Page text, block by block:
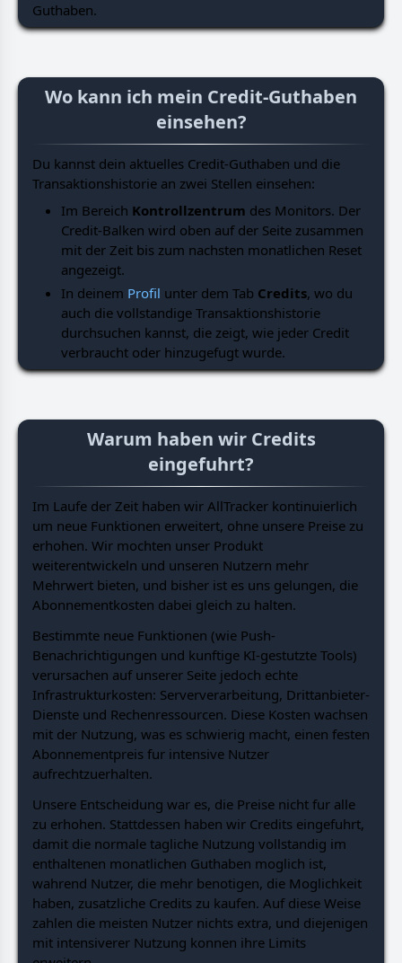
Guthaben.
Wo kann ich mein Credit-Guthaben
einsehen?
Du kannst dein aktuelles Credit-Guthaben und die
Transaktionshistorie an zwei Stellen einsehen:
Im Bereich Kontrollzentrum des Monitors. Der
Credit-Balken wird oben auf der Seite zusammen
mit der Zeit bis zum nachsten monatlichen Reset
angezeigt.
In deinem Profil unter dem Tab Credits, wo du
auch die vollstandige Transaktionshistorie
durchsuchen kannst, die zeigt, wie jeder Credit
verbraucht oder hinzugefugt wurde.
Warum haben wir Credits
eingefuhrt?
Im Laufe der Zeit haben wir AllTracker kontinuierlich
um neue Funktionen erweitert, ohne unsere Preise zu
erhohen. Wir mochten unser Produkt
weiterentwickeln und unseren Nutzern mehr
Mehrwert bieten, und bisher ist es uns gelungen, die
Abonnementkosten dabei gleich zu halten.
Bestimmte neue Funktionen (wie Push-
Benachrichtigungen und kunftige KI-gestutzte Tools)
verursachen auf unserer Seite jedoch echte
Infrastrukturkosten: Serververarbeitung, Drittanbieter-
Dienste und Rechenressourcen. Diese Kosten wachsen
mit der Nutzung, was es schwierig macht, einen festen
Abonnementpreis fur intensive Nutzer
aufrechtzuerhalten.
Unsere Entscheidung war es, die Preise nicht fur alle
zu erhohen. Stattdessen haben wir Credits eingefuhrt,
damit die normale tagliche Nutzung vollstandig im
enthaltenen monatlichen Guthaben moglich ist,
wahrend Nutzer, die mehr benotigen, die Moglichkeit
haben, zusatzliche Credits zu kaufen. Auf diese Weise
zahlen die meisten Nutzer nichts extra, und diejenigen
mit intensiverer Nutzung konnen ihre Limits